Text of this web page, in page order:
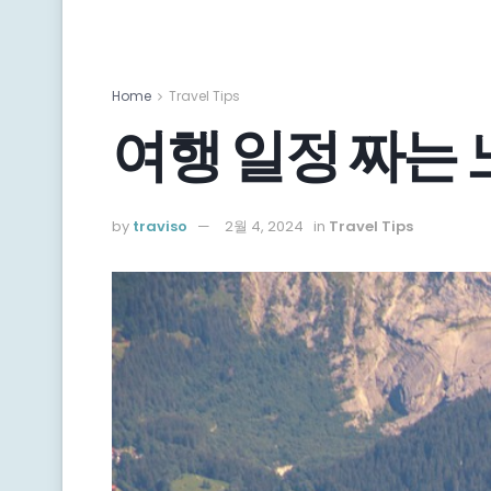
Home Travel Tips
여행 일정 짜는
by traviso 2월 4, 2024 in Travel Tips